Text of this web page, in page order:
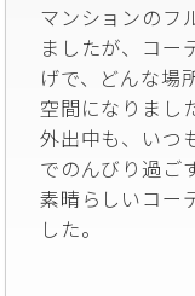
マンションのフ
ましたが、コー
げで、どんな場
空間になりまし
外出中も、いつ
でのんびり過ご
素晴らしいコー
した。